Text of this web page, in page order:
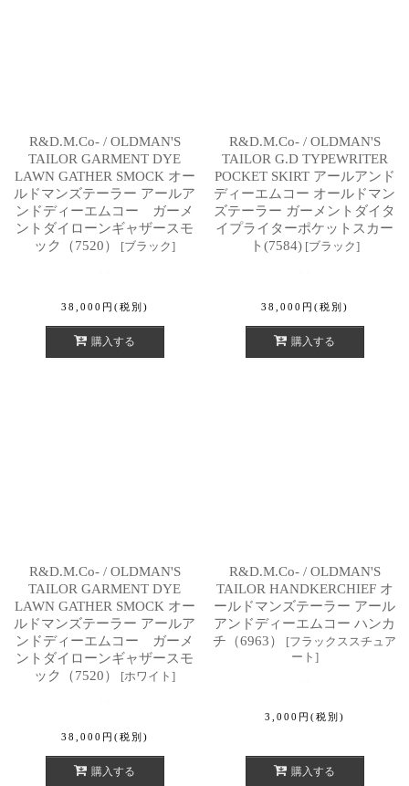
R&D.M.Co- / OLDMAN'S
TAILOR GARMENT DYE
LAWN GATHER SMOCK オー
ルドマンズテーラー アールア
ンドディーエムコー ガーメ
ントダイローンギャザースモ
ック（7520）
[ブラック]
38,000 円 (税別)
購入する
R&D.M.Co- / OLDMAN'S
TAILOR G.D TYPEWRITER
POCKET SKIRT アールアンド
ディーエムコー オールドマン
ズテーラー ガーメントダイタ
イプライターポケットスカー
ト(7584) [ブラック]
38,000 円 (税別)
購入する
R&D.M.Co- / OLDMAN'S
TAILOR GARMENT DYE
LAWN GATHER SMOCK オー
ルドマンズテーラー アールア
ンドディーエムコー ガーメ
ントダイローンギャザースモ
ック（7520）
[ホワイト ]
38,000 円 (税別)
購入する
R&D.M.Co- / OLDMAN'S
TAILOR HANDKERCHIEF オ
ールドマンズテーラー アール
アンドディーエムコー ハンカ
チ（6963）
[フラックススチュア
ート ]
3,000 円 (税別)
購入する